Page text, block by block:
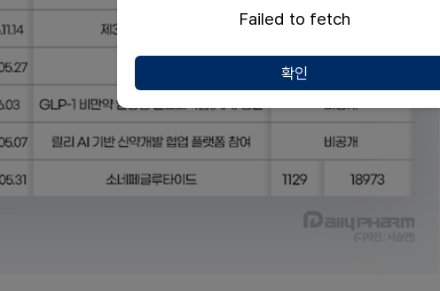
Failed to fetch
확인